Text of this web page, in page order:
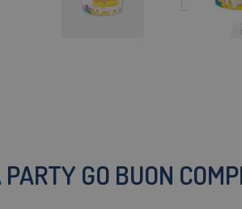
PARTY GO BUON